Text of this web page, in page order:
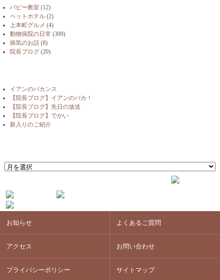
パピー教室 (12)
ペットホテル (2)
上本町グルメ (4)
動物病院の日常 (309)
病気のお話 (8)
院長ブログ (20)
イアンのバカンス
【院長ブログ】イアンのバカ！
【院長ブログ】先日の放送
【院長ブログ】でかい
新入りのご紹介
月
別
お知らせ よくあるご質問
アクセス お問い合わせ
プライバシーポリシー サイトマップ